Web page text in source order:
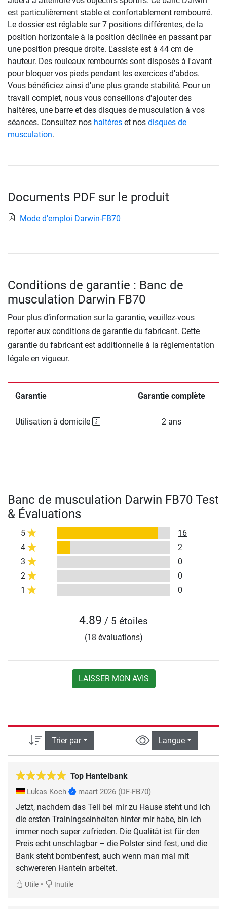
est particulièrement stable et confortablement rembourré.
Le dossier est réglable sur 7 positions différentes, de la
position horizontale à la position déclinée en passant par
une position presque droite. L'assiste est à 44 cm de
hauteur. Des rouleaux rembourrés sont disposés à l'avant
pour bloquer vos pieds pendant les exercices d'abdos.
Vous bénéficiez ainsi d'une plus grande stabilité. Pour un
travail complet, nous vous conseillons d'ajouter des
haltères, une barre et des disques de musculation à vos
séances. Consultez nos haltères et nos disques de
musculation.
Documents PDF sur le produit
Mode d'emploi Darwin-FB70
Conditions de garantie : Banc de
musculation Darwin FB70
Pour plus d’information sur la garantie, veuillez-vous
reporter aux conditions de garantie du fabricant. Cette
garantie du fabricant est additionnelle à la réglementation
légale en vigueur.
Garantie Garantie complète
Utilisation à domicile 2 ans
Banc de musculation Darwin FB70 Test
& Évaluations
5
16
4
2
3
0
2
0
1
0
4.89 / 5 étoiles
(18 évaluations)
LAISSER MON AVIS
Trier par Langue
Top Hantelbank
Lukas Koch maart 2026 (DF-FB70)
Jetzt, nachdem das Teil bei mir zu Hause steht und ich
die ersten Trainingseinheiten hinter mir habe, bin ich
immer noch super zufrieden. Die Qualität ist für den
Preis echt unschlagbar – die Polster sind fest, und die
Bank steht bombenfest, auch wenn man mal mit
schwereren Hanteln arbeitet.
Utile • Inutile